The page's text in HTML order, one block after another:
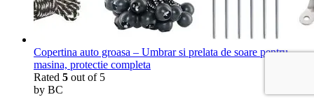
Copertina auto groasa – Umbrar si prelata de soare pentru
masina, protectie completa
Rated 5 out of 5
by BC